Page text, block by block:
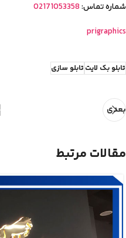
شماره تماس:02171053358
prigraphics
تابلو بک لایتتابلو سازی
بعدی
مقالات مرتبط